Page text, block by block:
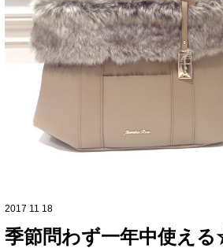
2017 11 18
季節問わず一年中使え